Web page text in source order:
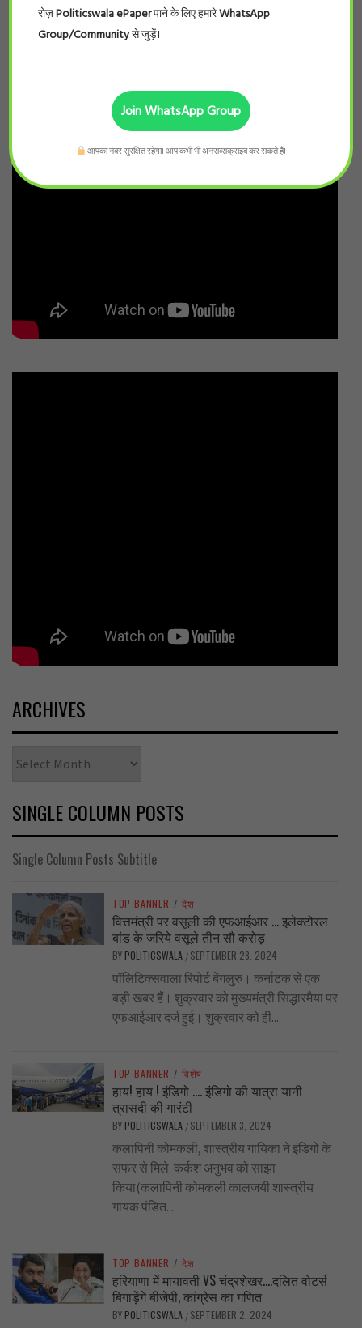
ARCHIVES
SINGLE COLUMN POSTS
Single Column Posts Subtitle
TOP BANNER / देश
वित्तमंत्री पर वसूली की एफआईआर … इलेक्टोरल
बांड के जरिये वसूले तीन सौ करोड़
BY POLITICSWALA / SEPTEMBER 28, 2024
पॉलिटिक्सवाला रिपोर्ट बेंगलुरु। कर्नाटक से एक
बड़ी खबर हैं। शुक्रवार को मुख्यमंत्री सिद्धारमैया पर
एफआईआर दर्ज हुई। शुक्रवार को ही...
TOP BANNER / विशेष
हाय! हाय ! इंडिगो …. इंडिगो की यात्रा यानी
त्रासदी की गारंटी
BY POLITICSWALA / SEPTEMBER 3, 2024
कलापिनी कोमकली, शास्त्रीय गायिका ने इंडिगो के
सफर से मिले कर्कश अनुभव को साझा
किया(कलापिनी कोमकली कालजयी शास्त्रीय
गायक पंडित...
TOP BANNER / देश
हरियाणा में मायावती VS चंद्रशेखर….दलित वोटर्स
बिगाड़ेंगे बीजेपी, कांग्रेस का गणित
BY POLITICSWALA / SEPTEMBER 2, 2024
रोज़Politicswala ePaperपाने के लिए हमारेWhatsApp
Group/Communityसे जुड़ें।
Join WhatsApp Group
आपका नंबर सुरक्षित रहेगा। आप कभी भी अनसब्सक्राइब कर सकते हैं।